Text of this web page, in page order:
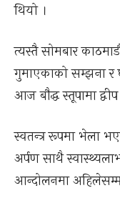
थियो ।
त्यस्तै सोमबार
गुमाएकाको सम्झना र
आज बौद्ध स्तूपामा
स्वतन्त्र रूपमा भेला
अर्पण साथै
आन्दोलनमा